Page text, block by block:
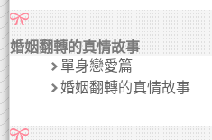
婚姻翻轉的真情故事
單身戀愛篇
婚姻翻轉的真情故事